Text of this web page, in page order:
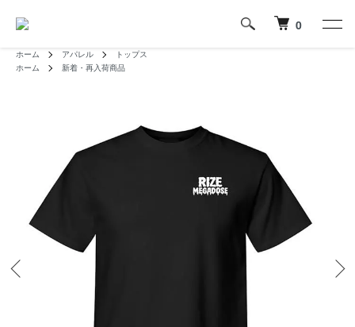
0
ホーム アパレル
トップス
ホーム
新着・再入荷商品